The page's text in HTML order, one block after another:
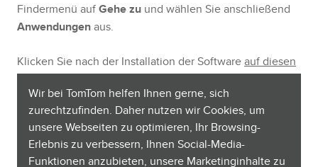
Wir bei TomTom helfen Ihnen gerne, sich
zurechtzufinden. Daher nutzen wir Cookies, um
unsere Webseiten zu optimieren, Ihr Browsing-
Erlebnis zu verbessern, Ihnen Social-Media-
Funktionen anzubieten, unsere Marketinginhalte zu
Findermenü aufGehe zu und wählen Sie anschließend
Anwendungenaus.
Klicken Sie nach der Installation der Softwareauf diesen
Link. Sie sehen dann die Schritte zum Aktualisieren
Ihres Geräts über MyDrive Connect.
Verwandte Artikel: